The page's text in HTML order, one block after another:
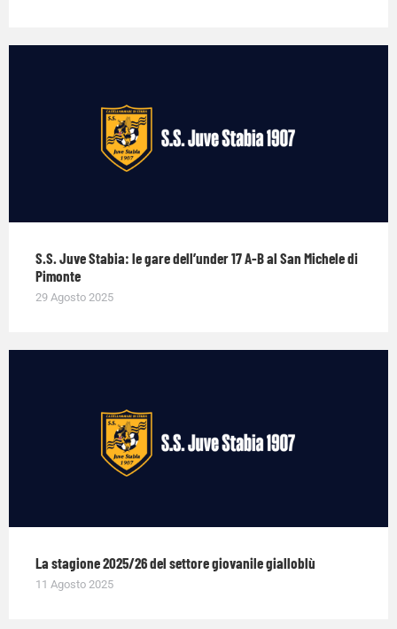
S.S. Juve Stabia: le gare dell’under 17 A-B al San Michele di
Pimonte
29 Agosto 2025
La stagione 2025/26 del settore giovanile gialloblù
11 Agosto 2025